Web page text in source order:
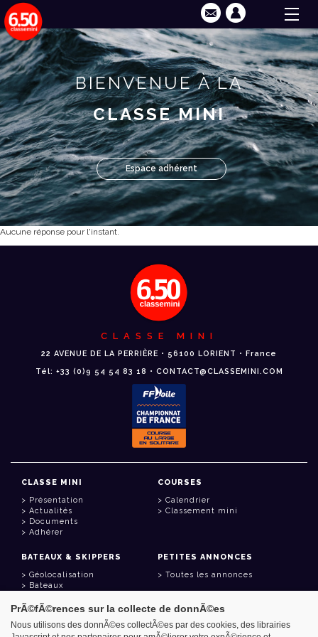
BIENVENUE À LA
CLASSE MINI
Espace adhérent
Aucune réponse pour l'instant.
CLASSE MINI
22 AVENUE DE LA PERRIÈRE • 56100 LORIENT • France
Tél: +33 (0)9 54 54 83 18 • CONTACT@CLASSEMINI.COM
CLASSE MINI
Présentation
Actualités
Documents
Adhérer
COURSES
Calendrier
Classement mini
BATEAUX & SKIPPERS
Géolocalisation
Bateaux
PETITES ANNONCES
Toutes les annonces
LIENS UTILES
PrÃ©fÃ©rences sur la collecte de donnÃ©es
Nous utilisons des donnÃ©es collectÃ©es par des cookies, des librairies